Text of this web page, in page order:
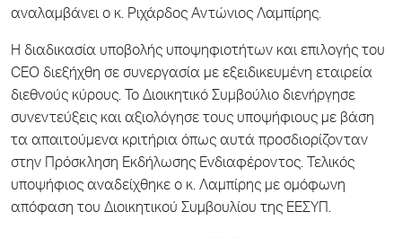
αναλαμβάνει ο κ. Ριχάρδος Αντώνιος Λαμπίρης.
Η διαδικασία υποβολής υποψηφιοτήτων και επιλογής του
CEO διεξήχθη σε συνεργασία με εξειδικευμένη εταιρεία
διεθνούς κύρους. Το Διοικητικό Συμβούλιο διενήργησε
συνεντεύξεις και αξιολόγησε τους υποψήφιους με βάση
τα απαιτούμενα κριτήρια όπως αυτά προσδιορίζονταν
στην Πρόσκληση Εκδήλωσης Ενδιαφέροντος. Τελικός
υποψήφιος αναδείχθηκε ο κ. Λαμπίρης με ομόφωνη
απόφαση του Διοικητικού Συμβουλίου της ΕΕΣΥΠ.